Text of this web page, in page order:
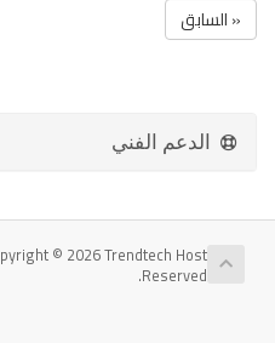
« السابق
الدعم الفني
Reserved.